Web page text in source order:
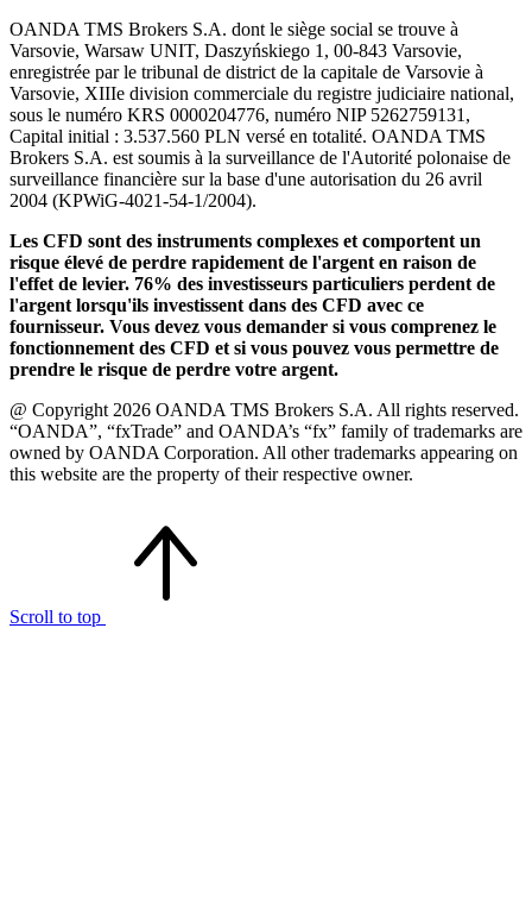
OANDA TMS Brokers S.A. dont le siège social se trouve à
Varsovie, Warsaw UNIT, Daszyńskiego 1, 00-843 Varsovie,
enregistrée par le tribunal de district de la capitale de Varsovie à
Varsovie, XIIIe division commerciale du registre judiciaire national,
sous le numéro KRS 0000204776, numéro NIP 5262759131,
Capital initial : 3.537.560 PLN versé en totalité. OANDA TMS
Brokers S.A. est soumis à la surveillance de l'Autorité polonaise de
surveillance financière sur la base d'une autorisation du 26 avril
2004 (KPWiG-4021-54-1/2004).
Les CFD sont des instruments complexes et comportent un
risque élevé de perdre rapidement de l'argent en raison de
l'effet de levier. 76% des investisseurs particuliers perdent de
l'argent lorsqu'ils investissent dans des CFD avec ce
fournisseur. Vous devez vous demander si vous comprenez le
fonctionnement des CFD et si vous pouvez vous permettre de
prendre le risque de perdre votre argent.
@ Copyright 2026 OANDA TMS Brokers S.A. All rights reserved.
“OANDA”, “fxTrade” and OANDA’s “fx” family of trademarks are
owned by OANDA Corporation. All other trademarks appearing on
this website are the property of their respective owner.
Scroll to top